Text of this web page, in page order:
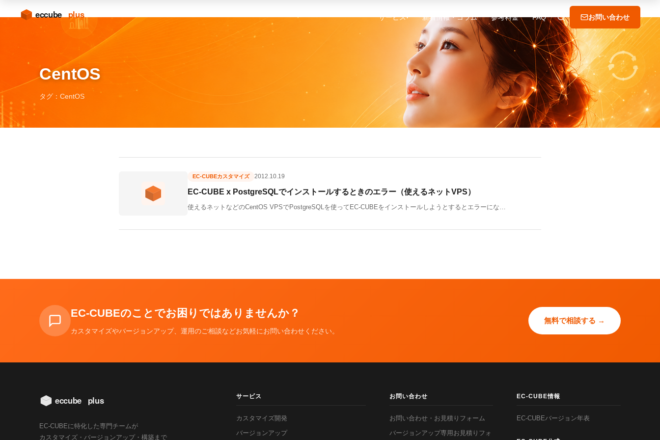
サービス▾ 新着情報・コラム 参考料金 FAQ お問い合わせ
CentOS
タグ：CentOS
EC-CUBEカスタマイズ 2012.10.19
EC-CUBE x PostgreSQLでインストールするときのエラー（使えるネットVPS）
使えるネットなどのCentOS VPSでPostgreSQLを使ってEC-CUBEをインストールしようとするとエラーにな…
EC-CUBEのことでお困りではありませんか？
カスタマイズやバージョンアップ、運用のご相談などお気軽にお問い合わせください。
無料で相談する →
EC-CUBEに特化した専門チームが
カスタマイズ・バージョンアップ・構築まで
サービス
カスタマイズ開発
バージョンアップ
お問い合わせ
お問い合わせ・お見積りフォーム
バージョンアップ専用お見積りフォ
EC-CUBE情報
EC-CUBEバージョン年表